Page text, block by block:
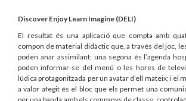
Discover Enjoy Learn Imagine (DELI)
El resultat és una aplicació que compta amb
compon de material didàctic que, a través del joc,
poden anar assimilant; una segona és l’agenda
poden informar-se del menú o les hores de
lúdica protagonitzada per un avatar d’ell mateix; i el
a valor afegit és el bloc que els permet una